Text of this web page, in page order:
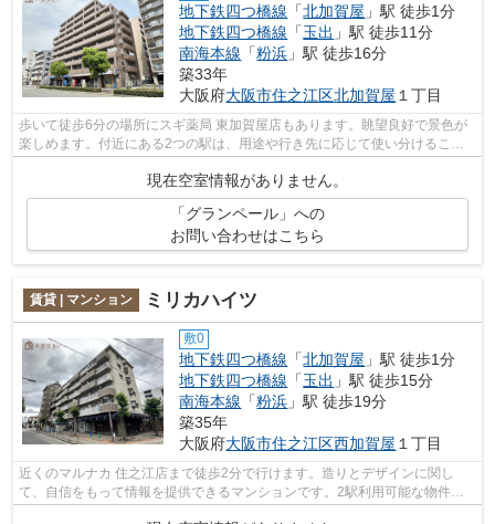
地下鉄四つ橋線 「北加賀屋 」駅 徒歩1分
地下鉄四つ橋線 「玉出 」駅 徒歩11分
南海本線 「粉浜 」駅 徒歩16分
築33年
大阪府大阪市住之江区北加賀屋 １丁目
歩いて徒歩6分の場所にスギ薬局 東加賀屋店もあります。眺望良好で景色が
楽しめます。付近にある2つの駅は、用途や行き先に応じて使い分けること
現在空室情報がありません。
「グランペール」への
お問い合わせはこちら
賃貸 | マンション ミリカハイツ
敷0
地下鉄四つ橋線 「北加賀屋 」駅 徒歩1分
地下鉄四つ橋線 「玉出 」駅 徒歩15分
南海本線 「粉浜 」駅 徒歩19分
築35年
大阪府大阪市住之江区西加賀屋 １丁目
近くのマルナカ 住之江店まで徒歩2分で行けます。造りとデザインに関し
て、自信をもって情報を提供できるマンションです。2駅利用可能な物件な
ので行動範囲も広がります。共用部にはエ...